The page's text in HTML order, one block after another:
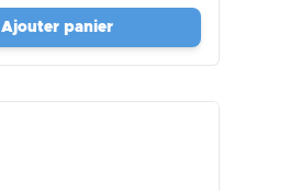
Ajouter panier